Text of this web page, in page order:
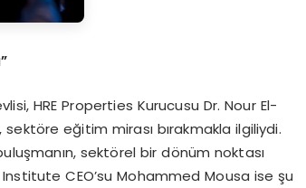
HRE Properties Kurucusu Dr. Nour El-
eğitim mirası bırakmakla ilgiliydi.
sektörel bir dönüm noktası
CEO’su Mohammed Mousa ise şu